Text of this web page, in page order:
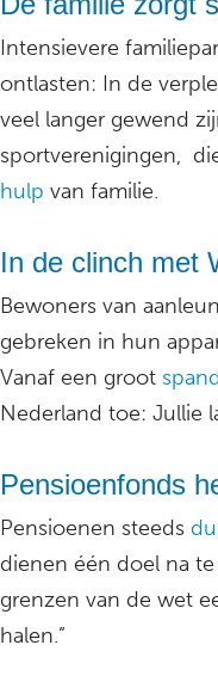
Intensievere
ontlasten: In de
veel langer gewend
sportverenigingen,
hulp van familie.
In de clinch met
Bewoners van
gebreken in hun
Vanaf een groot
Nederland toe: Jullie
Pensioenfonds
Pensioenen steeds
dienen één doel na
grenzen van de wet
halen.”